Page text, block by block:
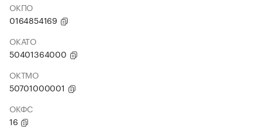
ОКПО
0164854169
ОКАТО
50401364000
ОКТМО
50701000001
ОКФС
16